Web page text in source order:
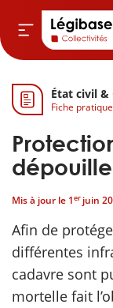
& Cimetières
& Élu local
& Finances
publique
État civil &
Fiche pratique
Mis à jour le 1er juin
Afin de
différentes
cadavre sont
mortelle fait